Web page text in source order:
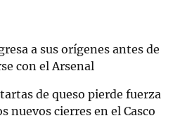
a sus orígenes antes de
con el Arsenal
de queso pierde fuerza
nuevos cierres en el Casco